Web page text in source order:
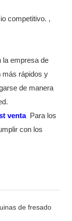
competitivo. ,
la empresa de
más rápidos y
de manera
venta Para los
con los